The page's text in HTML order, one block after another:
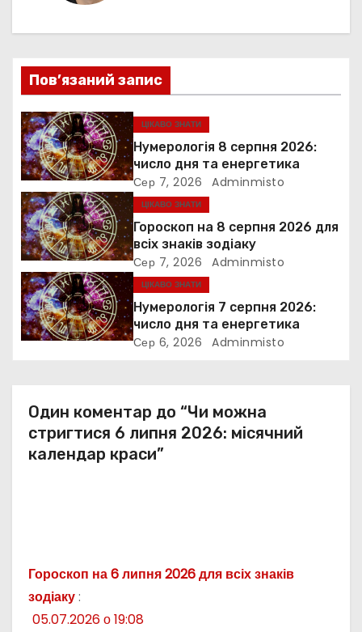
ц
і
я
з
а
п
и
с
і
Пов’язаний запис
ЦІКАВО ЗНАТИ
Нумерологія 8 серпня 2026:
число дня та енергетика
Сер 7, 2026 Adminmisto
ЦІКАВО ЗНАТИ
Гороскоп на 8 серпня 2026 для
всіх знаків зодіаку
Сер 7, 2026 Adminmisto
ЦІКАВО ЗНАТИ
Нумерологія 7 серпня 2026:
число дня та енергетика
Сер 6, 2026 Adminmisto
Один коментар до “Чи можна
стригтися 6 липня 2026: місячний
календар краси”
Гороскоп на 6 липня 2026 для всіх знаків
зодіаку:
05.07.2026 о 19:08